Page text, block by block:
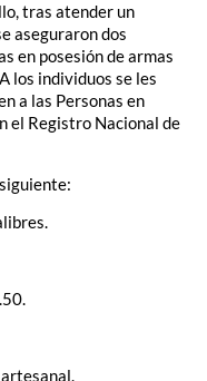
tras atender un
aseguraron dos
en posesión de armas
los individuos se les
a las Personas en
el Registro Nacional de